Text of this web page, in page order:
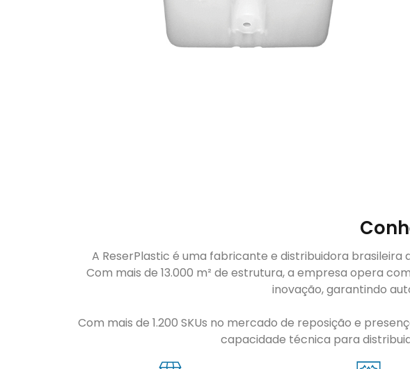
A ReserPlastic é uma fabricante e distribuidora
Com mais de 13.000 m² de estrutura, a empresa opera
inovação, garantindo
Com mais de 1.200 SKUs no mercado de reposição e
capacidade técnica para